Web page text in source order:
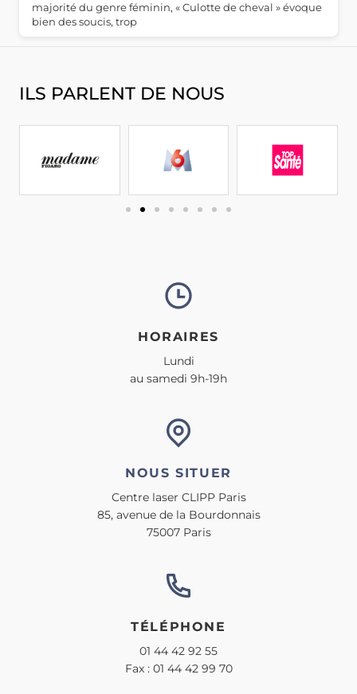
majorité du genre féminin, « Culotte de cheval » évoque
bien des soucis, trop
ILS PARLENT DE NOUS
HORAIRES
Lundi
au samedi 9h-19h
NOUS SITUER
Centre laser CLIPP Paris
85, avenue de la Bourdonnais
75007 Paris
TÉLÉPHONE
01 44 42 92 55
Fax : 01 44 42 99 70